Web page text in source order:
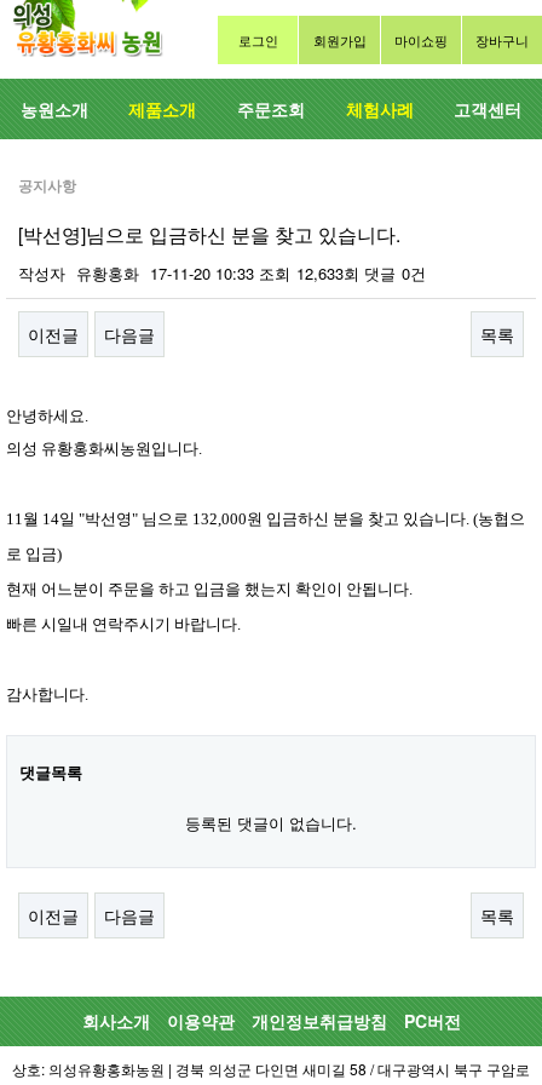
로그인 회원가입 마이쇼핑 장바구니
농원소개 제품소개 주문조회 체험사례 고객센터
공지사항
[박선영]님으로 입금하신 분을 찾고 있습니다.
작성자 유황홍화 17-11-20 10:33 조회 12,633회 댓글 0건
이전글 다음글 목록
안녕하세요.
의성 유황홍화씨농원입니다.
11월 14일 "박선영" 님으로 132,000원 입금하신 분을 찾고 있습니다. (농협으
로 입금)
현재 어느분이 주문을 하고 입금을 했는지 확인이 안됩니다.
빠른 시일내 연락주시기 바랍니다.
감사합니다.
댓글목록
등록된 댓글이 없습니다.
이전글 다음글 목록
회사소개 이용약관 개인정보취급방침 PC버전
상호: 의성유황홍화농원 | 경북 의성군 다인면 새미길 58 / 대구광역시 북구 구암로